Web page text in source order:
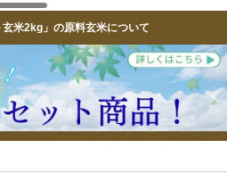
米2kg」の原料玄米について